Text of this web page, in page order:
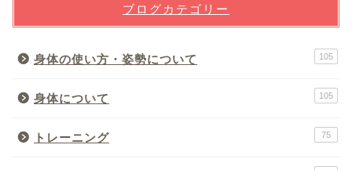
ブログカテゴリー
身体の使い方・姿勢について 105
身体について 105
トレーニング 75